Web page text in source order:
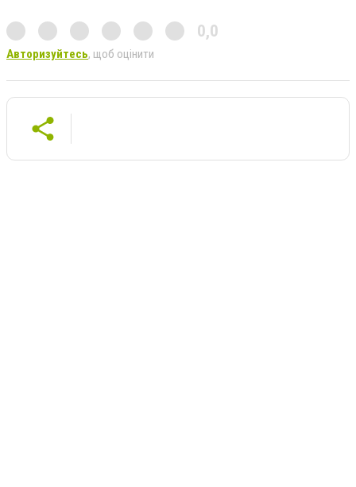
0,0
Авторизуйтесь, щоб оцінити